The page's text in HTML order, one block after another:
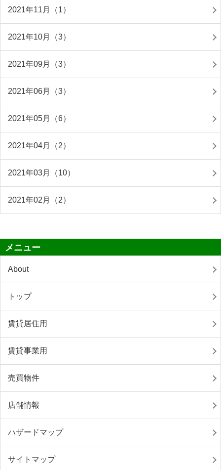
2021年11月（1）
2021年10月（3）
2021年09月（3）
2021年06月（3）
2021年05月（6）
2021年04月（2）
2021年03月（10）
2021年02月（2）
メニュー
About
トップ
賃貸居住用
賃貸事業用
売買物件
店舗情報
ハザードマップ
サイトマップ